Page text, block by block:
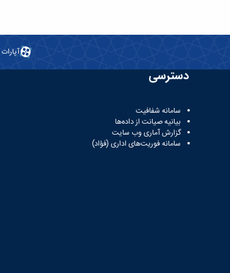
آپارات
دسترسی
سامانه شفافیت
بیانیه صیانت از داده‌ها
گزارش آماری وب‌ سایت
سامانه فوریت‌های اداری (فؤاد)